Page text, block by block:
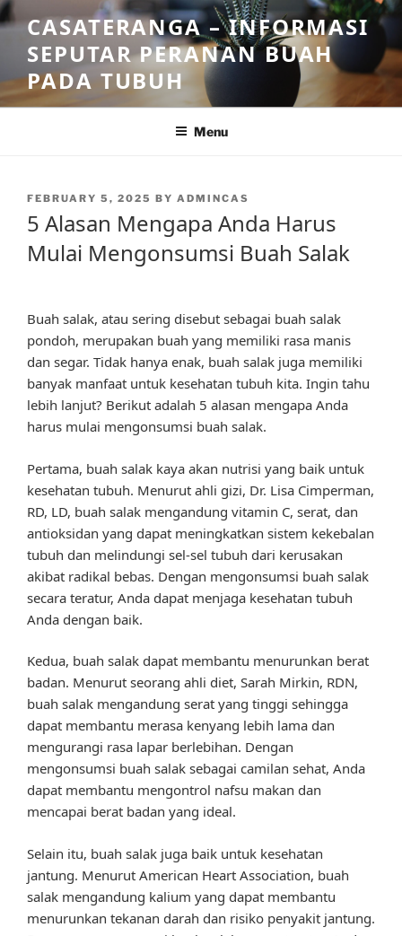
Skip
to
content
CASATERANGA – INFORMASI
SEPUTAR PERANAN BUAH
PADA TUBUH
Menu
POSTED
FEBRUARY 5, 2025 BY ADMINCAS
5 Alasan Mengapa Anda Harus
Mulai Mengonsumsi Buah Salak
Buah salak, atau sering disebut sebagai buah salak
pondoh, merupakan buah yang memiliki rasa manis
dan segar. Tidak hanya enak, buah salak juga memiliki
banyak manfaat untuk kesehatan tubuh kita. Ingin tahu
lebih lanjut? Berikut adalah 5 alasan mengapa Anda
harus mulai mengonsumsi buah salak.
Pertama, buah salak kaya akan nutrisi yang baik untuk
kesehatan tubuh. Menurut ahli gizi, Dr. Lisa Cimperman,
RD, LD, buah salak mengandung vitamin C, serat, dan
antioksidan yang dapat meningkatkan sistem kekebalan
tubuh dan melindungi sel-sel tubuh dari kerusakan
akibat radikal bebas. Dengan mengonsumsi buah salak
secara teratur, Anda dapat menjaga kesehatan tubuh
Anda dengan baik.
Kedua, buah salak dapat membantu menurunkan berat
badan. Menurut seorang ahli diet, Sarah Mirkin, RDN,
buah salak mengandung serat yang tinggi sehingga
dapat membantu merasa kenyang lebih lama dan
mengurangi rasa lapar berlebihan. Dengan
mengonsumsi buah salak sebagai camilan sehat, Anda
dapat membantu mengontrol nafsu makan dan
mencapai berat badan yang ideal.
Selain itu, buah salak juga baik untuk kesehatan
jantung. Menurut American Heart Association, buah
salak mengandung kalium yang dapat membantu
menurunkan tekanan darah dan risiko penyakit jantung.